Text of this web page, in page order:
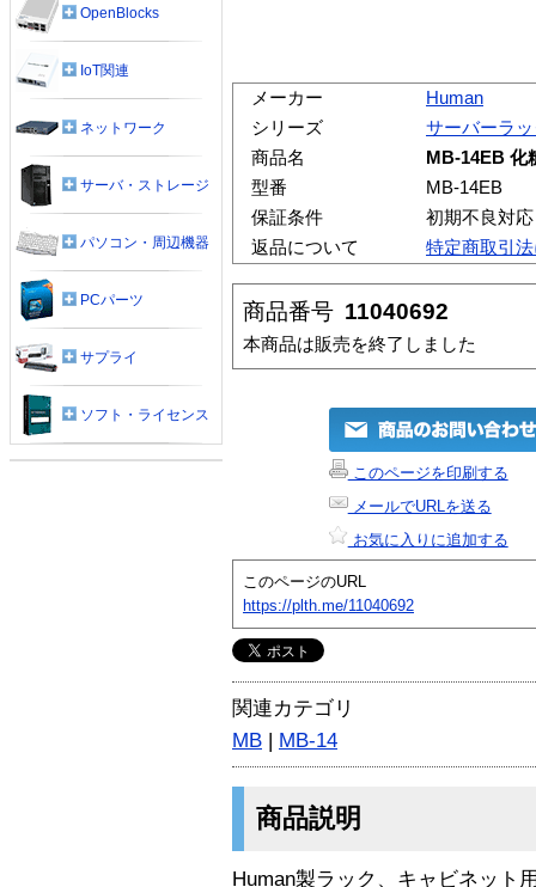
メーカー
Human
シリーズ
サーバーラ
商品名
MB-14EB 化
型番
MB-14EB
保証条件
初期不良対
返品について
特定商取引
商品番号 11040692
本商品は販売を終了しました
このページを印刷する
メールでURLを送る
お気に入りに追加する
このページのURL
https://plth.me/11040692
関連カテゴリ
MB | MB-14
商品説明
Human製ラック、キャビネッ
OpenBlocks
IoT関連
ネットワーク
サーバ・ストレージ
パソコン・周辺機器
PCパーツ
サプライ
ソフト・ライセンス